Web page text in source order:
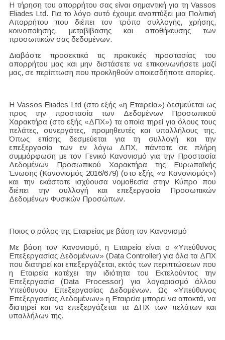
Η τήρηση του απορρήτου σας είναι σημαντική για τη Vassos
Eliades Ltd. Για το λόγο αυτό έχουμε αναπτύξει μια Πολιτική
Απορρήτου που διέπει τον τρόπο συλλογής, χρήσης,
κοινοποίησης, μεταβίβασης και αποθήκευσης των
προσωπικών σας δεδομένων.
Διαβάστε προσεκτικά τις πρακτικές προστασίας του
απορρήτου μας και μην διστάσετε να επικοινωνήσετε μαζί
μας, σε περίπτωση που προκληθούν οποιεσδήποτε απορίες.
H Vassos Eliades Ltd (στο εξής «η Εταιρεία») δεσμεύεται ως
προς την προστασία των Δεδομένων Προσωπικού
Χαρακτήρα (στο εξής «ΔΠΧ») τα οποία τηρεί για όλους τους
πελάτες, συνεργάτες, προμηθευτές και υπαλλήλους της.
Όπως επίσης δεσμεύεται για τη συλλογή και την
επεξεργασία των εν λόγω ΔΠΧ, πάντοτε σε πλήρη
συμμόρφωση με τον Γενικό Κανονισμό για την Προστασία
Δεδομένων Προσωπικού Χαρακτήρα της Ευρωπαϊκής
Ένωσης (Κανονισμός 2016/679) (στο εξής «ο Κανονισμός»)
και την εκάστοτε ισχύουσα νομοθεσία στην Κύπρο που
διέπει την συλλογή και επεξεργασία Προσωπικών
Δεδομένων Φυσικών Προσώπων.
Ποιος ο ρόλος της Εταιρείας με βάση τον Κανονισμό
Με βάση τον Κανονισμό, η Εταιρεία είναι ο «Υπεύθυνος
Επεξεργασίας Δεδομένων» (Data Controller) για όλα τα ΔΠΧ
που διατηρεί και επεξεργάζεται, εκτός των περιπτώσεων που
η Εταιρεία κατέχει την ιδιότητα του Εκτελούντος την
Επεξεργασία (Data Processor) για λογαριασμό άλλου
Υπεύθυνου Επεξεργασίας Δεδομένων. Ως «Υπεύθυνος
Επεξεργασίας Δεδομένων» η Εταιρεία μπορεί να αποκτά, να
διατηρεί και να επεξεργάζεται τα ΔΠΧ των πελάτων και
υπαλλήλων της.